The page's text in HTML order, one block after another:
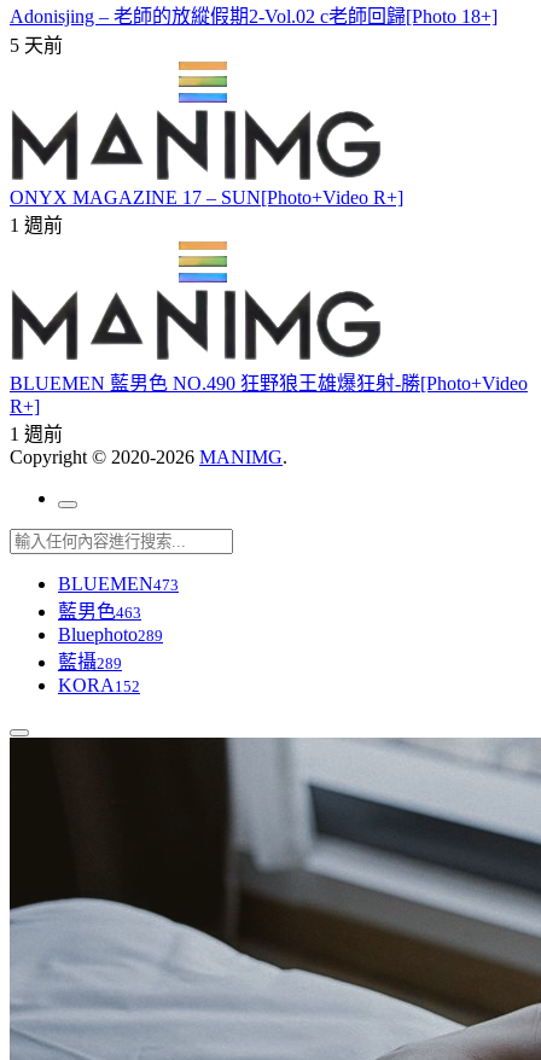
Adonisjing – 老師的放縱假期2-Vol.02 c老師回歸[Photo 18+]
5 天前
ONYX MAGAZINE 17 – SUN[Photo+Video R+]
1 週前
BLUEMEN 藍男色 NO.490 狂野狼王雄爆狂射-勝[Photo+Video
R+]
1 週前
Copyright © 2020-2026 MANIMG.
BLUEMEN473
藍男色463
Bluephoto289
藍攝289
KORA 152